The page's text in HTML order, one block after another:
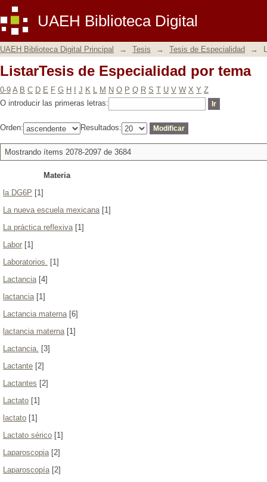
UAEH Biblioteca Digital
ListarTesis de Especialidad por tema
UAEH Biblioteca Digital Principal → Tesis → Tesis de Especialidad →
ListarTesis de Especialidad por tema
0-9 A B C D E F G H J K L M N O P Q R S T U V W X Y Z
O introducir las primeras letras:
Orden: Resultados:
Mostrando ítems 2078-2097 de 3684
Materia
la DG6P [1]
La nueva escuela mexicana[1]
La práctica reflexiva[1]
Labor [1]
Laboratorios. [1]
Lactancia[4]
lactancia[1]
Lactancia materna[6]
lactancia materna[1]
Lactancia. [3]
Lactante [2]
Lactantes [2]
Lactato [1]
lactato [1]
Lactato sérico [1]
Laparoscopia[2]
Laparoscopía[2]